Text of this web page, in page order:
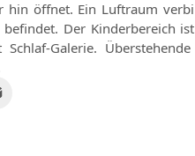
hin öffnet. Ein Luftraum
Der Kinderbereich
Galerie.